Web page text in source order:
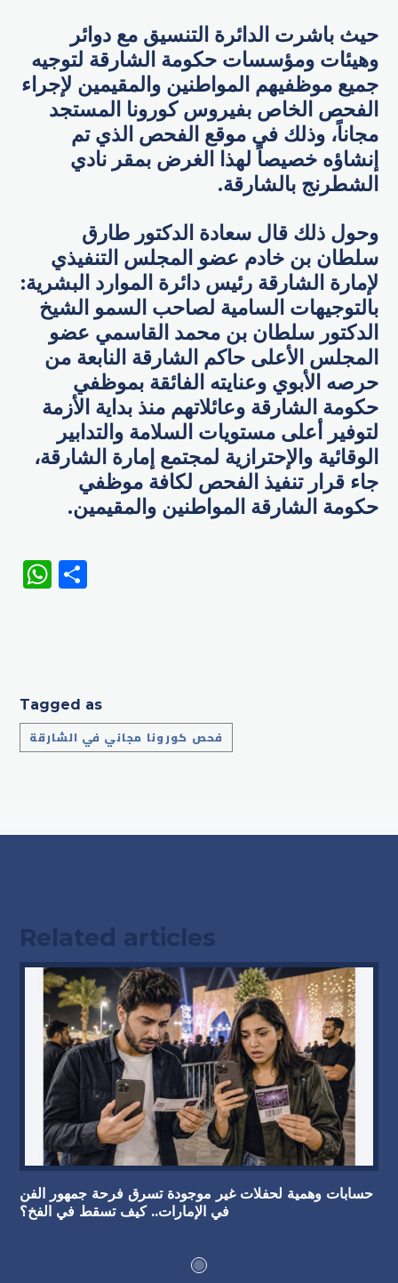
حيث باشرت الدائرة التنسيق مع دوائر
وهيئات ومؤسسات حكومة الشارقة لتوجيه
جميع موظفيهم المواطنين والمقيمين لإجراء
الفحص الخاص بفيروس كورونا المستجد
مجاناً، وذلك في موقع الفحص الذي تم
إنشاؤه خصيصاً لهذا الغرض بمقر نادي
الشطرنج بالشارقة.
وحول ذلك قال سعادة الدكتور طارق
سلطان بن خادم عضو المجلس التنفيذي
لإمارة الشارقة رئيس دائرة الموارد البشرية:
بالتوجيهات السامية لصاحب السمو الشيخ
الدكتور سلطان بن محمد القاسمي عضو
المجلس الأعلى حاكم الشارقة النابعة من
حرصه الأبوي وعنايته الفائقة بموظفي
حكومة الشارقة وعائلاتهم منذ بداية الأزمة
لتوفير أعلى مستويات السلامة والتدابير
الوقائية والإحترازية لمجتمع إمارة الشارقة،
جاء قرار تنفيذ الفحص لكافة موظفي
حكومة الشارقة المواطنين والمقيمين.
WhatsApp
Tagged as
فحص كورونا مجاني في الشارقة
Related articles
حسابات وهمية لحفلات غير موجودة تسرق فرحة جمهور الفن
في الإمارات.. كيف تسقط في الفخ؟